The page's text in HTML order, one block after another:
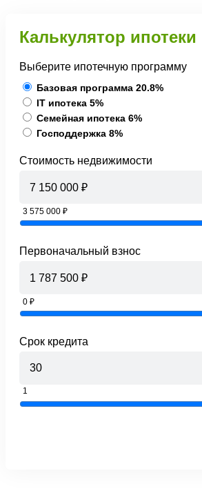
Калькулятор ипотеки
Выберите ипотечную программу
Базовая программа 20.8%
IT ипотека 5%
Семейная ипотека 6%
Господдержка 8%
Стоимость недвижимости
3 575 000 ₽
Первоначальный взнос
0 ₽
Срок кредита
1